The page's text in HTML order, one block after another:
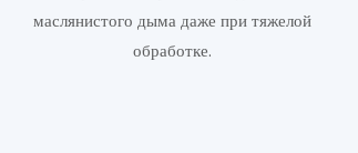
маслянистого дыма даже при тяжелой
обработке.